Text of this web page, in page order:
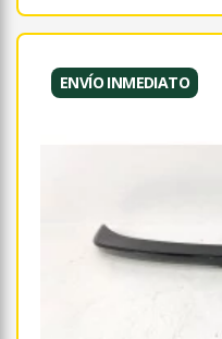
ENVÍO INMEDIATO